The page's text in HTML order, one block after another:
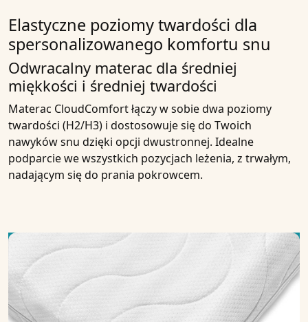
Elastyczne poziomy twardości dla
spersonalizowanego komfortu snu
Odwracalny materac dla średniej
miękkości i średniej twardości
Materac CloudComfort łączy w sobie dwa poziomy
twardości (H2/H3) i dostosowuje się do Twoich
nawyków snu dzięki opcji dwustronnej. Idealne
podparcie we wszystkich pozycjach leżenia, z trwałym,
nadającym się do prania pokrowcem.